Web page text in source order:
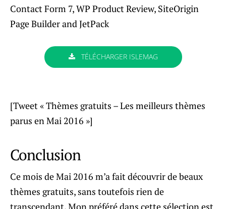
Contact Form 7, WP Product Review, SiteOrigin
Page Builder and JetPack
TÉLÉCHARGER ISLEMAG
[Tweet « Thèmes gratuits – Les meilleurs thèmes
parus en Mai 2016 »]
Conclusion
Ce mois de Mai 2016 m’a fait découvrir de beaux
thèmes gratuits, sans toutefois rien de
transcendant. Mon préféré dans cette sélection est